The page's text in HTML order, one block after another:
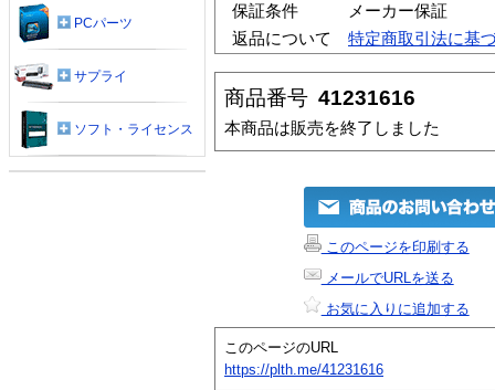
保証条件
メーカー保証
返品について
特定商取引法に基
商品番号 41231616
本商品は販売を終了しました
このページを印刷する
メールでURLを送る
お気に入りに追加する
このページのURL
https://plth.me/41231616
PCパーツ
サプライ
ソフト・ライセンス